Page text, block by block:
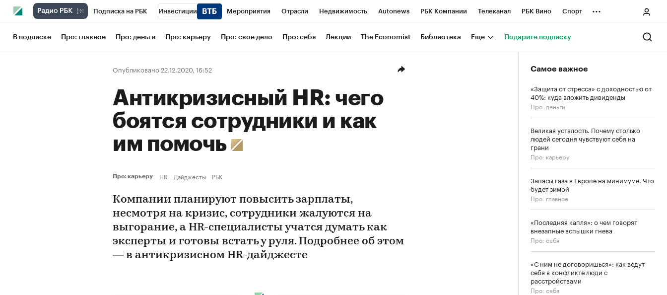
Подписка на РБК Инвестиции Мероприятия Отрасли Недвижимость Autonews РБК Компании Телеканал РБК Вино Спорт
Школа управления РБК РБК Образование РБК Life Тренды Визионеры Национальные проекты Город
Рынок наличной валюты
...
В подписке Про: главное Про: деньги Про: карьеру Про: свое дело Про: себя Лекции The Economist Библиотека Еще Подарите подписку
Опубликовано 22.12.2020, 16:52
Антикризисный HR: чего
боятся сотрудники и как
им помочь
Про: карьеру HR Дайджесты РБК
Компании планируют повысить зарплаты,
несмотря на кризис, сотрудники жалуются на
выгорание, а HR-специалисты учатся думать как
эксперты и готовы встать у руля. Подробнее об этом
— в антикризисном HR-дайджесте
Самое важное
«Защита от стресса» с доходностью от
40%: куда вложить дивиденды
Про: деньги
Великая усталость. Почему столько
людей сегодня чувствуют себя на
грани
Про: карьеру
Запасы газа в Европе на минимуме. Что
будет зимой
Про: главное
«Последняя капля»: о чем говорят
внезапные вспышки гнева
Про: себя
«С ним не договоришься»: как ведут
себя в конфликте люди с
расстройствами
Про: себя